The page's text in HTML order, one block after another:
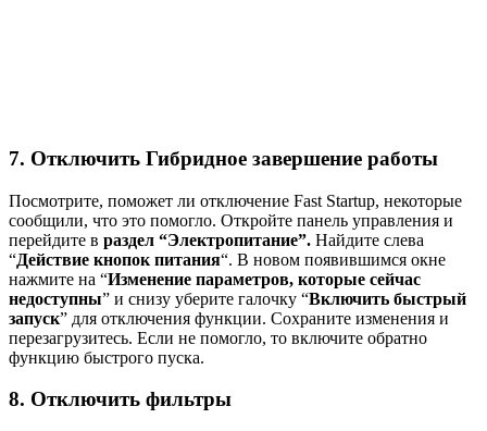
7. Отключить Гибридное завершение работы
Посмотрите, поможет ли отключение Fast Startup, некоторые
сообщили, что это помогло. Откройте панель управления и
перейдите в раздел “Электропитание”. Найдите слева
“Действие кнопок питания“. В новом появившимся окне
нажмите на “Изменение параметров, которые сейчас
недоступны” и снизу уберите галочку “Включить быстрый
запуск” для отключения функции. Сохраните изменения и
перезагрузитесь. Если не помогло, то включите обратно
функцию быстрого пуска.
8. Отключить фильтры